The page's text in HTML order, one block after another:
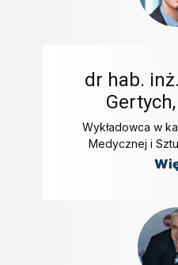
dr hab.
Wykładowca w
Medycznej i